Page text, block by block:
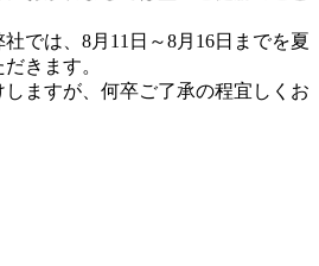
では、8月11日～8月16日までを夏
きます。
ますが、何卒ご了承の程宜しくお